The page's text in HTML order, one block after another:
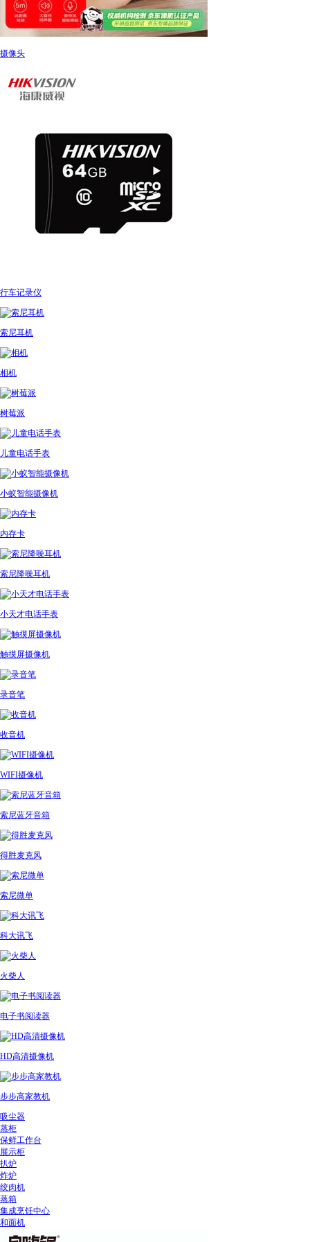
摄像头
行车记录仪
索尼耳机
相机
树莓派
儿童电话手表
小蚁智能摄像机
内存卡
索尼降噪耳机
小天才电话手表
触摸屏摄像机
录音笔
收音机
WIFI摄像机
索尼蓝牙音箱
得胜麦克风
索尼微单
科大讯飞
火柴人
电子书阅读器
HD高清摄像机
步步高家教机
吸尘器
蒸柜
保鲜工作台
展示柜
扒炉
炸炉
绞肉机
蒸箱
集成烹饪中心
和面机